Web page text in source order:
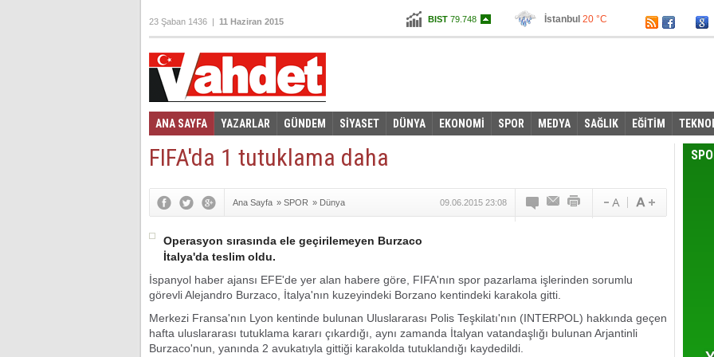
BIST 79.748
Altın104,860
İstanbul 20 °C
Ankara12 °C
23 Şaban 1436 | 11 Haziran 2015
ANA SAYFA YAZARLAR GÜNDEM SİYASET DÜNYA EKONOMİ SPOR MEDYA SAĞLIK EĞİTİM
Foto Galeri Video Galeri
FIFA'da 1 tutuklama daha
Ana Sayfa » SPOR » Dünya 09.06.2015 23:08
Operasyon sırasında ele geçirilemeyen Burzaco
İtalya'da teslim oldu.
İspanyol haber ajansı EFE'de yer alan habere göre, FIFA'nın spor pazarlama işlerinden sorumlu
görevli Alejandro Burzaco, İtalya'nın kuzeyindeki Borzano kentindeki karakola gitti.
Merkezi Fransa'nın Lyon kentinde bulunan Uluslararası Polis Teşkilatı'nın (INTERPOL) hakkında geçen
hafta uluslararası tutuklama kararı çıkardığı, aynı zamanda İtalyan vatandaşlığı bulunan Arjantinli
Burzaco'nun, yanında 2 avukatıyla gittiği karakolda tutuklandığı kaydedildi.